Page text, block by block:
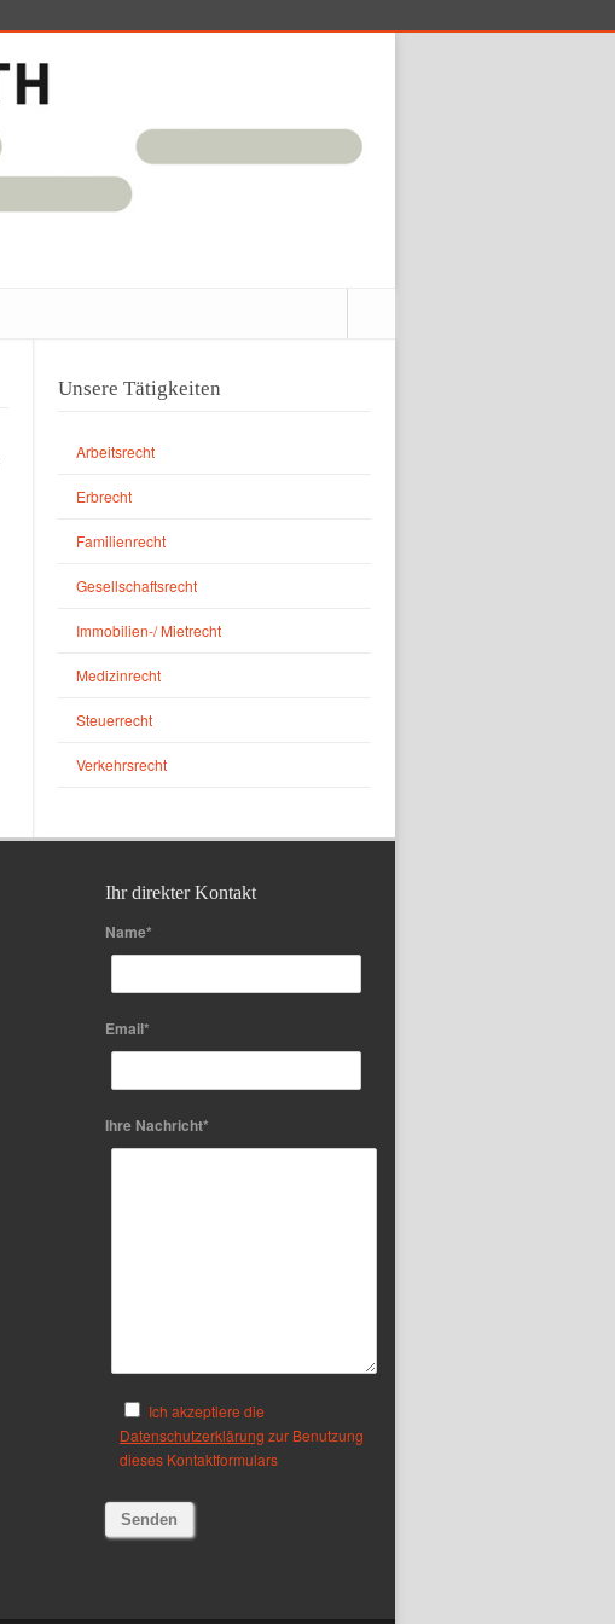
Unsere Tätigkeiten
Arbeitsrecht
Erbrecht
Familienrecht
Gesellschaftsrecht
Immobilien-/ Mietrecht
Medizinrecht
Steuerrecht
Verkehrsrecht
Ihr direkter Kontakt
Name*
Email*
Ihre Nachricht*
Ich akzeptiere die
Datenschutzerklärung zur Benutzung
dieses Kontaktformulars